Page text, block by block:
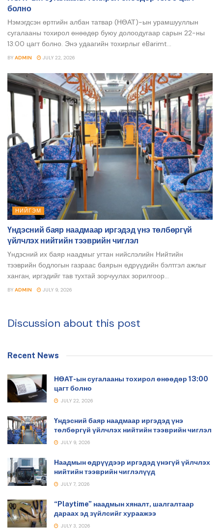
болно
Нэмэгдсэн өртгийн албан татвар (НӨАТ)-ын урамшууллын
сугалааны тохирол өнөөдөр буюу долоодугаар сарын 22-ны
13:00 цагт болно. Энэ удаагийн тохирлыг eBarimt...
BY ADMIN JULY 22, 2026
НИЙГЭМ
Үндэсний баяр наадмаар иргэдэд үнэ төлбөргүй
үйлчлэх нийтийн тээврийн чиглэл
Үндэсний их баяр наадмыг угтан нийслэлийн Нийтийн
тээврийн бодлогын газраас баярын өдрүүдийн бэлтгэл ажлыг
ханган, иргэдийг тав тухтай зорчуулах зорилгоор...
BY ADMIN JULY 9, 2026
Discussion about this post
Recent News
НӨАТ-ын сугалааны тохирол өнөөдөр 13:00
цагт болно
JULY 22, 2026
Үндэсний баяр наадмаар иргэдэд үнэ
төлбөргүй үйлчлэх нийтийн тээврийн чиглэл
JULY 9, 2026
Наадмын өдрүүдээр иргэдэд үнэгүй үйлчлэх
нийтийн тээврийн чиглэлүүд
JULY 7, 2026
“Playtime” наадмын хяналт, шалгалтаар
дараах эд зүйлсийг хураажээ
JULY 3, 2026